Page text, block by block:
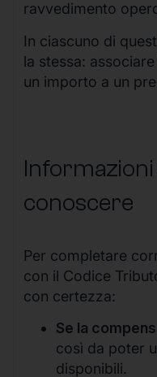
ravvedimento
In ciascuno di
la stessa:
un importo a un
conoscere
Per completare
con il Codice
con certezza:
Se la
così da poter
disponibili.